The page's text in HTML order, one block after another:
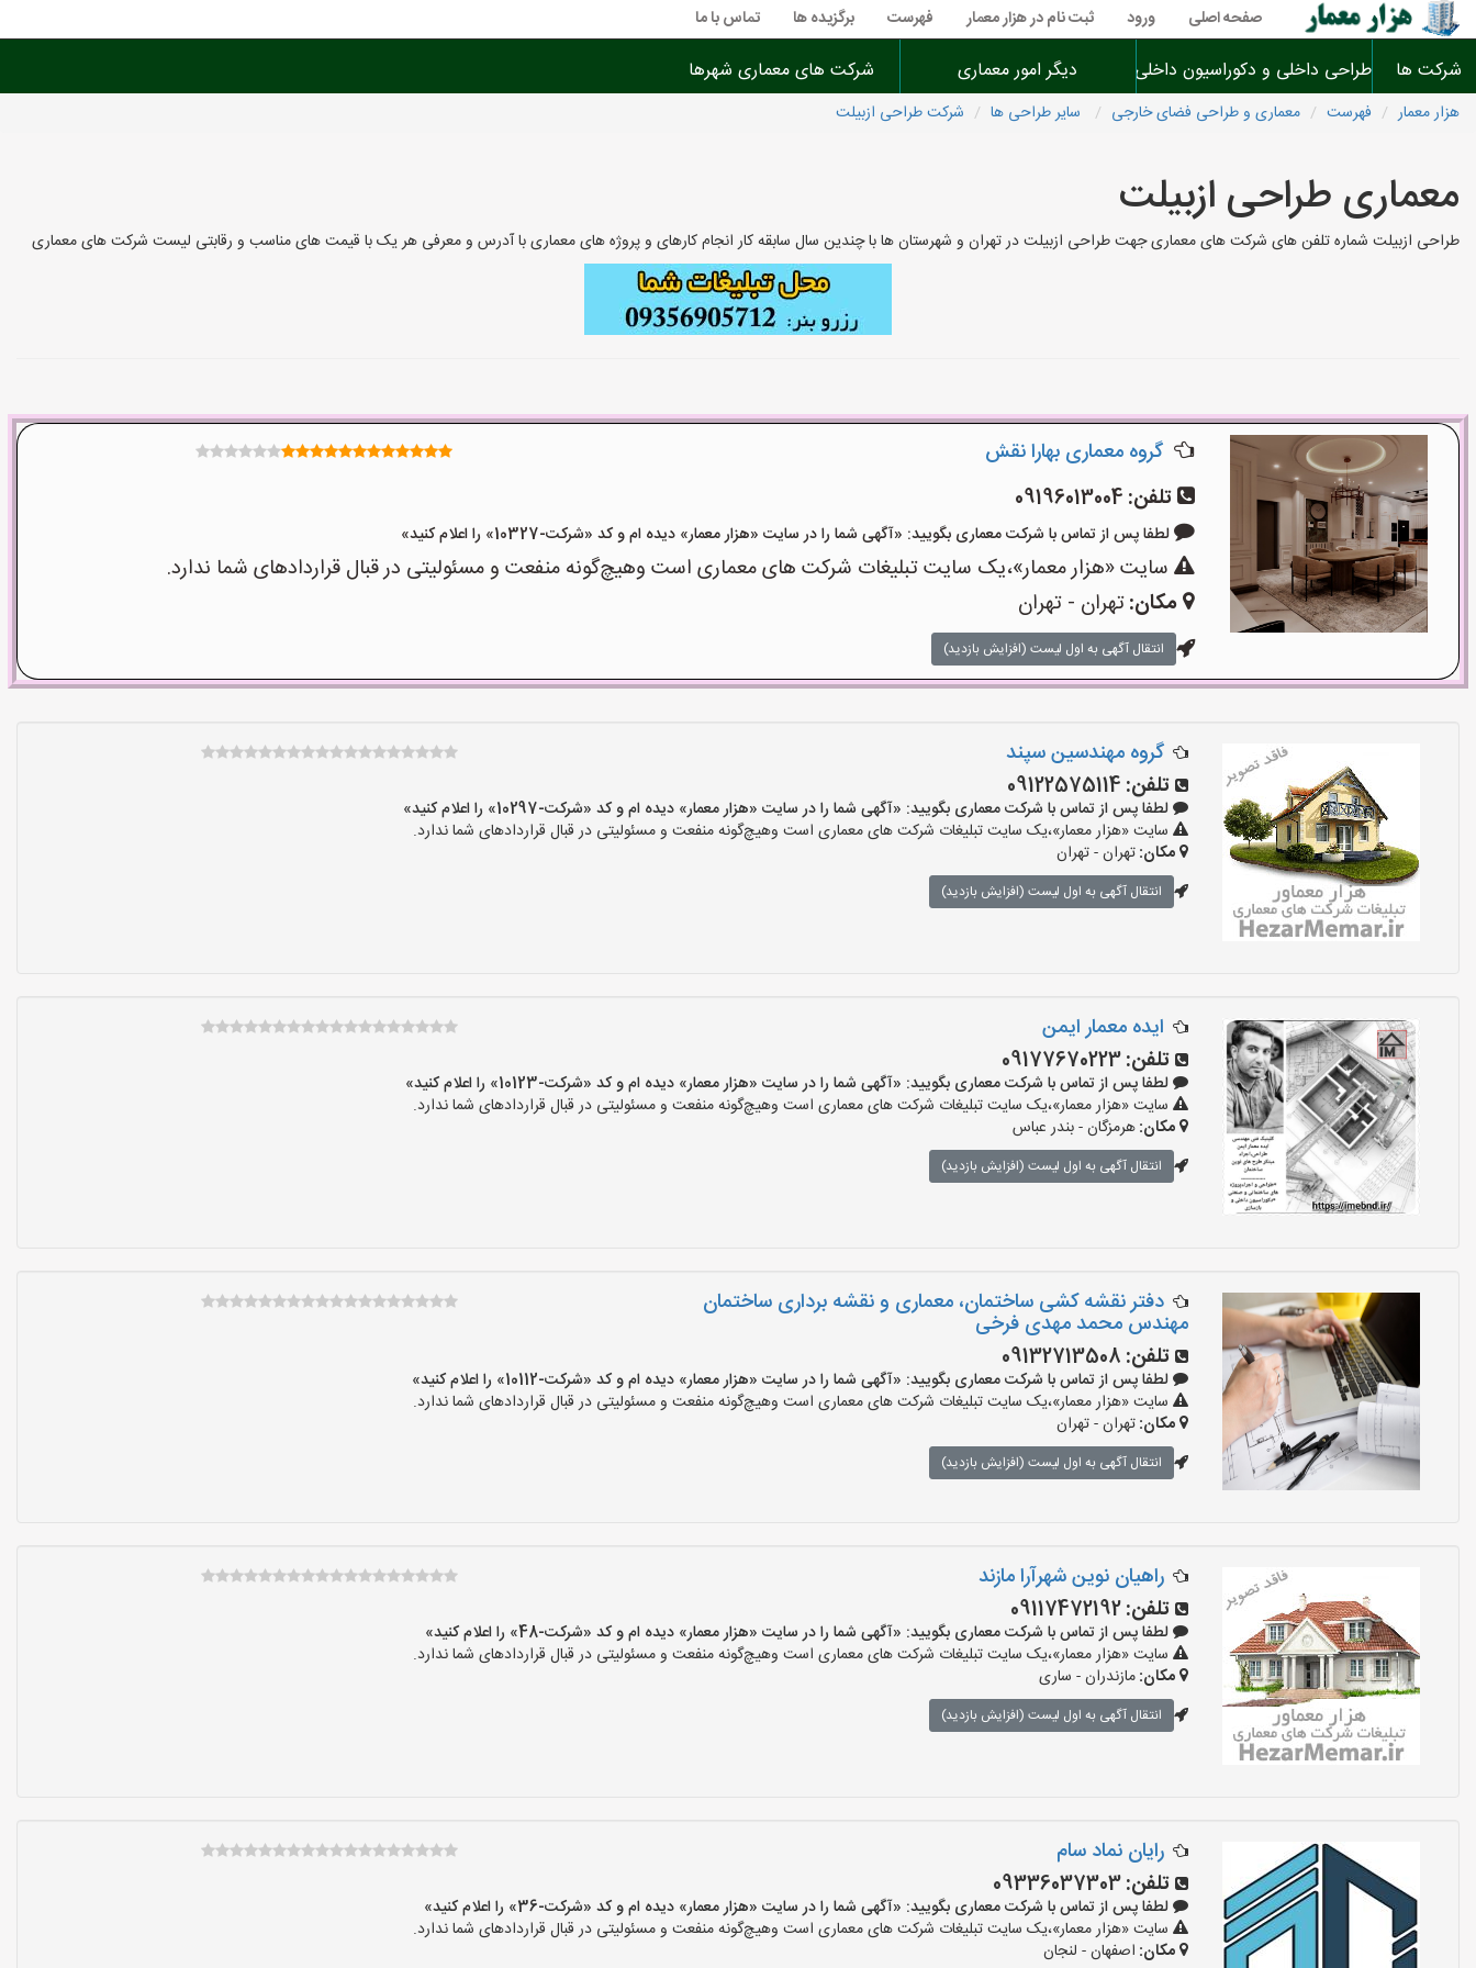
صفحه اصلی ورود ثبت نام در هزار معمار فهرست برگزیده ها تماس با ما
شرکت ها طراحی داخلی و دکوراسیون داخلی دیگر امور معماری شرکت های معماری شهرها
هزار معمار فهرست معماری و طراحی فضای خارجی سایر طراحی ها شرکت طراحی ازبیلت
معماری طراحی ازبیلت
طراحی ازبیلت شماره تلفن های شرکت های معماری جهت طراحی ازبیلت در تهران و شهرستان ها با چندین سال سابقه کار انجام کارهای و پروژه های معماری با آدرس و معرفی هر یک با قیمت های مناسب و رقابتی لیست شرکت های معماری
گروه معماری بهارا نقش
تلفن: 09196013004
لطفا پس از تماس با شرکت معماری بگویید: «آگهی شما را در سایت «هزار معمار» دیده ام و کد «شرکت-10327» را اعلام کنید»
سایت «هزار معمار»،یک سایت تبلیغات شرکت های معماری است وهیچ‌گونه منفعت و مسئولیتی در قبال قراردادهای شما ندارد.
مکان:تهران - تهران
انتقال آگهی به اول لیست (افزایش بازدید)
گروه مهندسین سپند
تلفن: 09122575114
لطفا پس از تماس با شرکت معماری بگویید: «آگهی شما را در سایت «هزار معمار» دیده ام و کد «شرکت-10297» را اعلام کنید»
سایت «هزار معمار»،یک سایت تبلیغات شرکت های معماری است وهیچ‌گونه منفعت و مسئولیتی در قبال قراردادهای شما ندارد.
مکان:تهران - تهران
انتقال آگهی به اول لیست (افزایش بازدید)
ایده معمار ایمن
تلفن:09177670223
لطفا پس از تماس با شرکت معماری بگویید: «آگهی شما را در سایت «هزار معمار» دیده ام و کد «شرکت-10123» را اعلام کنید»
سایت «هزار معمار»،یک سایت تبلیغات شرکت های معماری است وهیچ‌گونه منفعت و مسئولیتی در قبال قراردادهای شما ندارد.
مکان:هرمزگان - بندر عباس
انتقال آگهی به اول لیست (افزایش بازدید)
دفتر نقشه کشی ساختمان، معماری و نقشه برداری ساختمان
مهندس محمد مهدی فرخی
تلفن: 09132713508
لطفا پس از تماس با شرکت معماری بگویید: «آگهی شما را در سایت «هزار معمار» دیده ام و کد «شرکت-10112» را اعلام کنید»
سایت «هزار معمار»،یک سایت تبلیغات شرکت های معماری است وهیچ‌گونه منفعت و مسئولیتی در قبال قراردادهای شما ندارد.
مکان:تهران - تهران
انتقال آگهی به اول لیست (افزایش بازدید)
راهیان نوین شهرآرا مازند
تلفن:09117472192
لطفا پس از تماس با شرکت معماری بگویید: «آگهی شما را در سایت «هزار معمار» دیده ام و کد «شرکت-48» را اعلام کنید»
سایت «هزار معمار»،یک سایت تبلیغات شرکت های معماری است وهیچ‌گونه منفعت و مسئولیتی در قبال قراردادهای شما ندارد.
مکان:مازندران - ساری
انتقال آگهی به اول لیست (افزایش بازدید)
رایان نماد سام
تلفن:09336037303
لطفا پس از تماس با شرکت معماری بگویید: «آگهی شما را در سایت «هزار معمار» دیده ام و کد «شرکت-36» را اعلام کنید»
سایت «هزار معمار»،یک سایت تبلیغات شرکت های معماری است وهیچ‌گونه منفعت و مسئولیتی در قبال قراردادهای شما ندارد.
مکان: اصفهان - لنجان